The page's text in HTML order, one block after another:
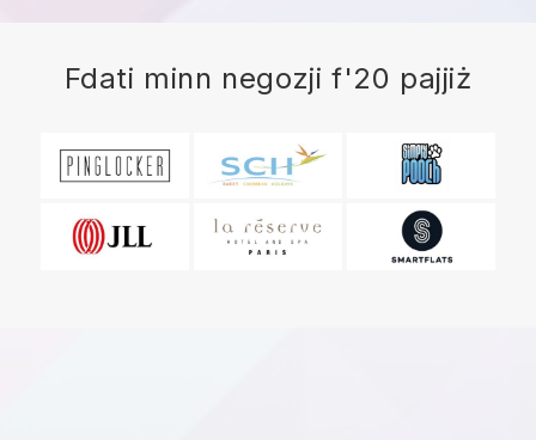
Fdati minn negozji f'20 pajjiż